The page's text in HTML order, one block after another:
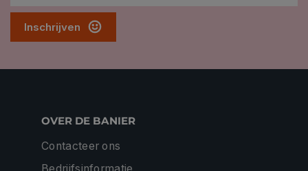
Inschrijven
OVER DE BANIER
Contacteer ons
Bedrijfsinformatie